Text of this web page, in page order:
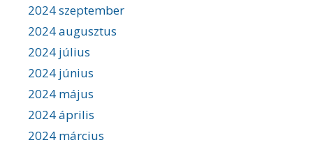
2024 szeptember
2024 augusztus
2024 július
2024 június
2024 május
2024 április
2024 március